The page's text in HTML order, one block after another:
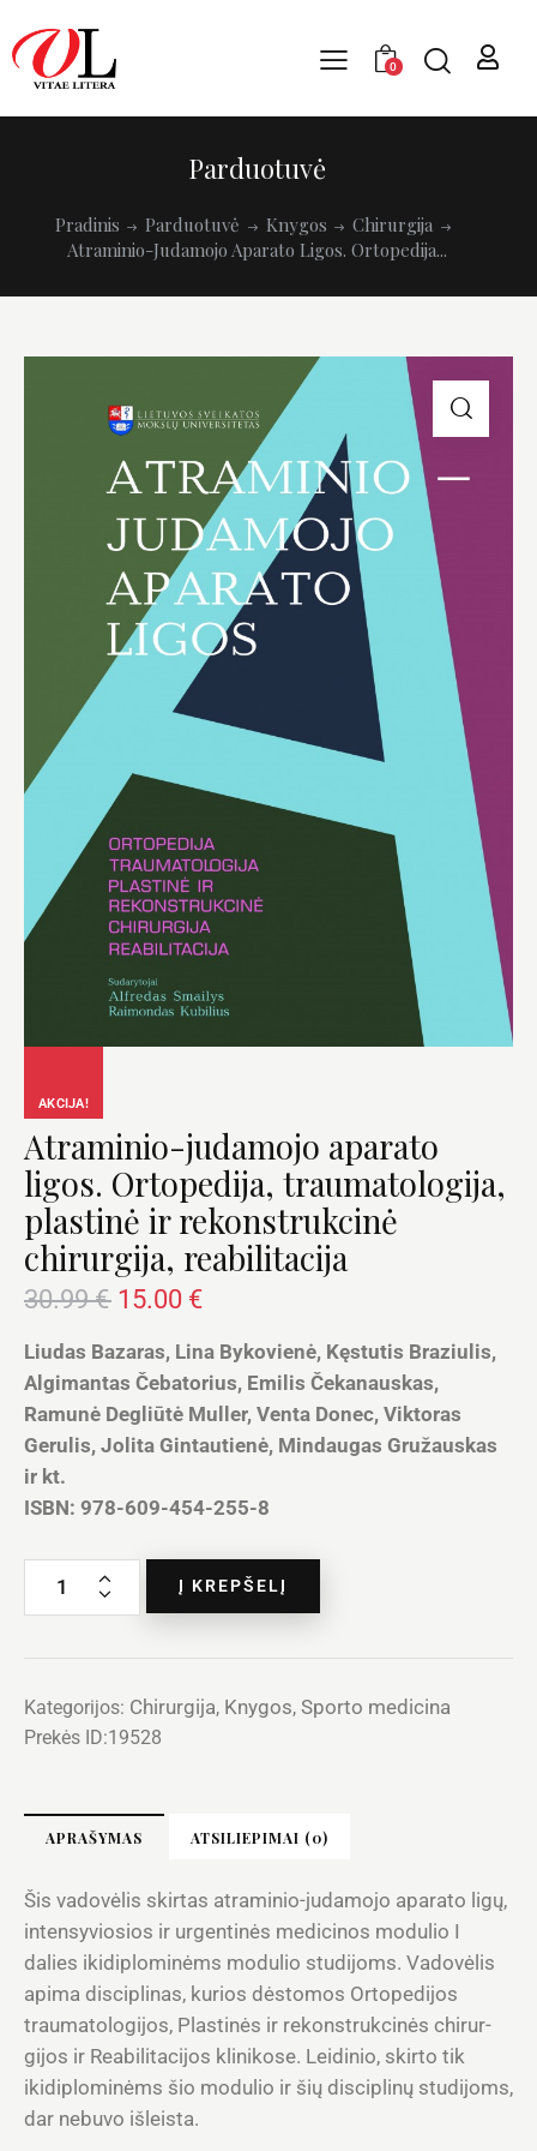
0
Parduotuvė
Pradinis Parduotuvė Knygos
Chirurgija
Atraminio-Judamojo Aparato Ligos. Ortopedija...
AKCIJA!
Atraminio-judamojo aparato
ligos. Ortopedija, traumatologija,
plastinė ir rekonstrukcinė
chirurgija, reabilitacija
30.99€ 15.00 €
Liudas Bazaras, Lina Bykovienė, Kęstutis Braziulis,
Algimantas Čebatorius, Emilis Čekanauskas,
Ramunė Degliūtė Muller, Venta Donec, Viktoras
Gerulis, Jolita Gintautienė, Mindaugas Gružauskas
ir kt.
ISBN: 978-609-454-255-8
Į KREPŠELĮ
Kategorijos: Chirurgija, Knygos, Sporto medicina
Prekės ID:19528
APRAŠYMAS ATSILIEPIMAI (0)
Šis vadovėlis skirtas atraminio-judamojo aparato ligų,
intensyviosios ir urgentinės me­dicinos modulio I
dalies ikidiplominėms modulio studijoms. Vadovėlis
apima discipli­nas, kurios dėstomos Ortopedijos
traumatologijos, Plastinės ir rekonstrukcinės chirur­
gijos ir Reabilitacijos klinikose. Leidinio, skirto tik
ikidiplominėms šio modulio ir šių disciplinų studijoms,
dar nebuvo išleista.